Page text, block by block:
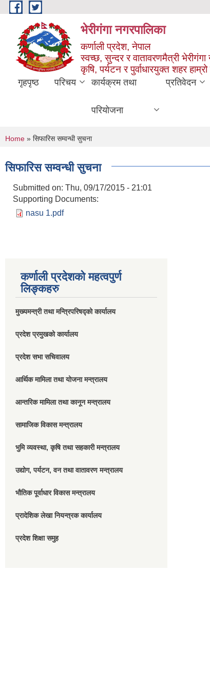
Skip to main content
भेरीगंगा नगरपालिका
कर्णाली प्रदेश, नेपाल
स्वच्छ, सुन्दर र वातावरणमैत्री भेरीगंगा
कृषि, पर्यटन र पुर्वाधारयुक्त शहर हाम्रो
गृहपृष्ठ परिचय कार्यक्रम तथा
परियोजना
प्रतिवेदन
You are here
Home » सिफारिस सम्वन्धी सुचना
सिफारिस सम्वन्धी सुचना
Submitted on: Thu, 09/17/2015 - 21:01
Supporting Documents:
nasu 1.pdf
कर्णाली प्रदेशको महत्वपुर्ण
लिङ्कहरु
मुख्यमन्त्री तथा मन्त्रिपरिषद्को कार्यालय
प्रदेश प्रमुखको कार्यालय
प्रदेश सभा सचिवालय
आर्थिक मामिला तथा योजना मन्त्रालय
आन्तरिक मामिला तथा कानून मन्त्रालय
सामाजिक विकास मन्त्रालय
भुमि व्यवस्था, कृषि तथा सहकारी मन्त्रालय
उद्योग, पर्यटन, वन तथा वातावरण मन्त्रालय
भौतिक पूर्वाधार विकास मन्त्रालय
प्रादेशिक लेखा नियन्त्रक कार्यालय
प्रदेश शिक्षा समुह